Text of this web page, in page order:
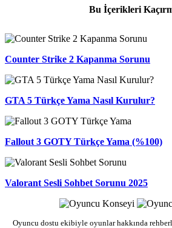
Bu İçerikleri
Counter Strike 2 Kapanma Sorunu
GTA 5 Türkçe Yama Nasıl Kurulur?
Fallout 3 GOTY Türkçe Yama (%100)
Valorant Sesli Sohbet Sorunu 2025
Oyuncu dostu ekibiyle oyunlar hakkında